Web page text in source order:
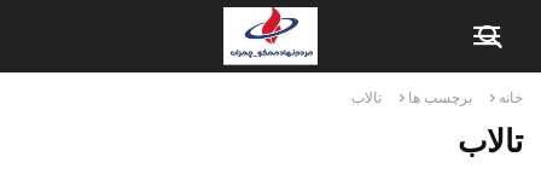
خانه برچسب ها تالاب
تالاب